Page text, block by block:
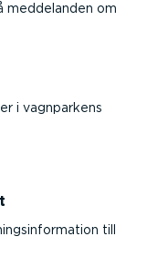
meddelanden om
i vagnparkens
till